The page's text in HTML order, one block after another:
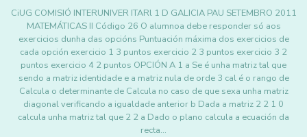
CiUG COMISIÓ INTERUNIVER ITARl 1 D GALICIA PAU SETEMBRO 2011
MATEMÁTICAS II Código 26 O alumnoa debe responder só aos
exercicios dunha das opcións Puntuación máxima dos exercicios de
cada opción exercicio 1 3 puntos exercicio 2 3 puntos exercicio 3 2
puntos exercicio 4 2 puntos OPCIÓN A 1 a Se é unha matriz tal que
sendo a matriz identidade e a matriz nula de orde 3 cal é o rango de
Calcula o determinante de Calcula no caso de que sexa unha matriz
diagonal verificando a igualdade anterior b Dada a matriz 2 2 1 0
calcula unha matriz tal que 2 2 a Dado o plano calcula a ecuación da
recta…